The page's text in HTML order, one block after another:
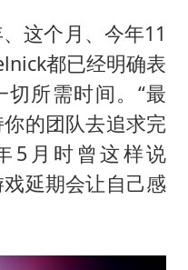
这个月、今年11
都已经明确表
切所需时间。“最
的团队去追求完
5月时曾这样说
延期会让自己感